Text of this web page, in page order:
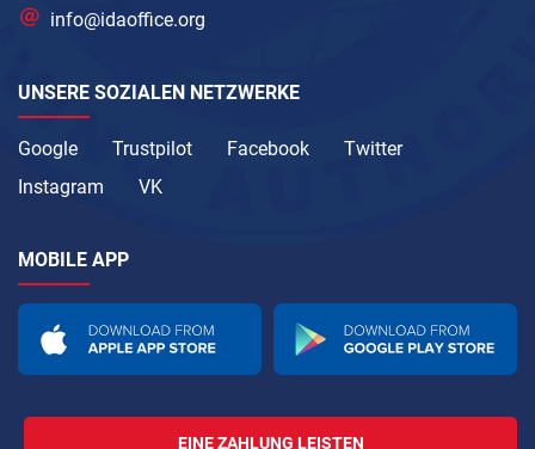
info@idaoffice.org
UNSERE SOZIALEN NETZWERKE
Google Trustpilot Facebook
Twitter
Instagram
VK
MOBILE APP
EINE ZAHLUNG LEISTEN